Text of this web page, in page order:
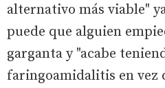
alternativo más viable"
puede que alguien
garganta y "acabe
faringoamidalitis en vez